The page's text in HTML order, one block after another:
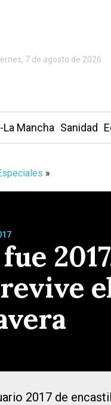
7 de agosto de 2026
La Mancha Sanidad
»
2017 de